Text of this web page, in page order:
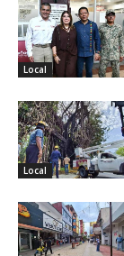
Local
Local